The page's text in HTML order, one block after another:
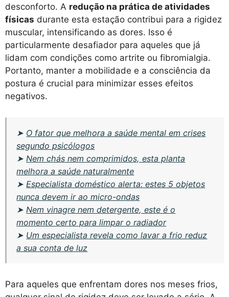
desconforto. A redução na prática de atividades
físicas durante esta estação contribui para a rigidez
muscular, intensificando as dores. Isso é
particularmente desafiador para aqueles que já
lidam com condições como artrite ou fibromialgia.
Portanto, manter a mobilidade e a consciência da
postura é crucial para minimizar esses efeitos
negativos.
➤ O fator que melhora a saúde mental em crises
segundo psicólogos
➤ Nem chás nem comprimidos, esta planta
melhora a saúde naturalmente
➤ Especialista doméstico alerta: estes 5 objetos
nunca devem ir ao micro-ondas
➤ Nem vinagre nem detergente, este é o
momento certo para limpar o radiador
➤ Um especialista revela como lavar a frio reduz
a sua conta de luz
Para aqueles que enfrentam dores nos meses frios,